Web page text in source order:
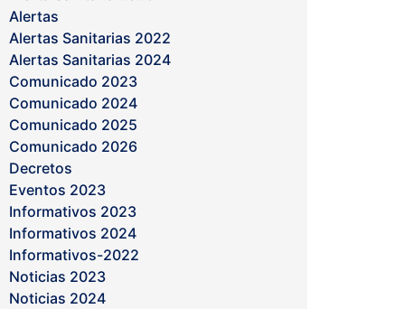
Alertas
Alertas Sanitarias 2022
Alertas Sanitarias 2024
Comunicado 2023
Comunicado 2024
Comunicado 2025
Comunicado 2026
Decretos
Eventos 2023
Informativos 2023
Informativos 2024
Informativos-2022
Noticias 2023
Noticias 2024